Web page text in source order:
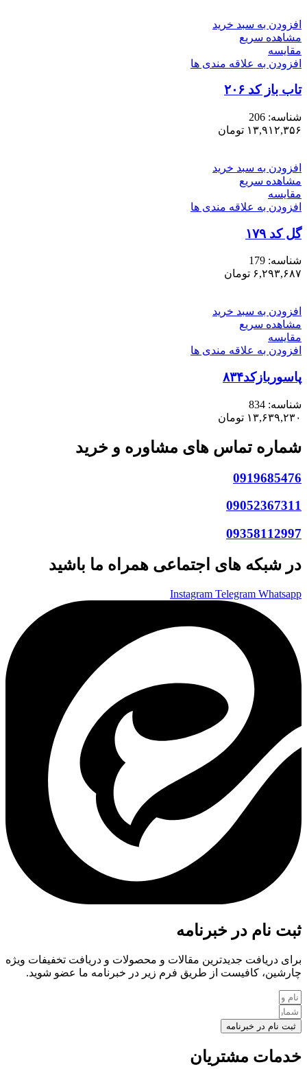
افزودن به سبد خرید
مشاهده سریع
مقایسه
افزودن به علاقه مندی ها
تاب باز کد ۲۰۶
شناسه: 206
۱۳,۹۱۲,۳۵۶ تومان
افزودن به سبد خرید
مشاهده سریع
مقایسه
افزودن به علاقه مندی ها
گل کد ۱۷۹
شناسه: 179
۶,۲۹۳,۶۸۷ تومان
افزودن به سبد خرید
مشاهده سریع
مقایسه
افزودن به علاقه مندی ها
پاسوربازکد۸۳۴
شناسه: 834
۱۳,۶۳۹,۲۳۰ تومان
شماره تماس های مشاوره و خرید
0919685476
09052367311
09358112997
در شبکه های اجتماعی همراه ما باشید
Instagram Telegram Whatsapp
ثبت نام در خبرنامه
برای دریافت جدیدترین مقالات و محصولات و دریافت تخفیفات ویژه
چارشین، کافیست از طریق فرم زیر در خبرنامه ما عضو شوید.
ثبت نام در خبرنامه
خدمات مشتریان